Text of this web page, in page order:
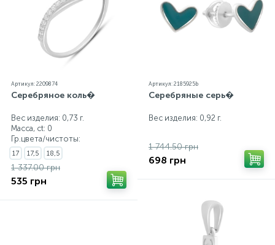
Артикул: 2209874
Серебряное коль�
Вес изделия: 0,73 г.
Масса, ct: 0
Гр.цвета/чистоты:
17 17,5 18,5
1 337.00 грн
535 грн
Артикул: 2185925b
Серебряные серь�
Вес изделия: 0,92 г.
1 744.50 грн
698 грн